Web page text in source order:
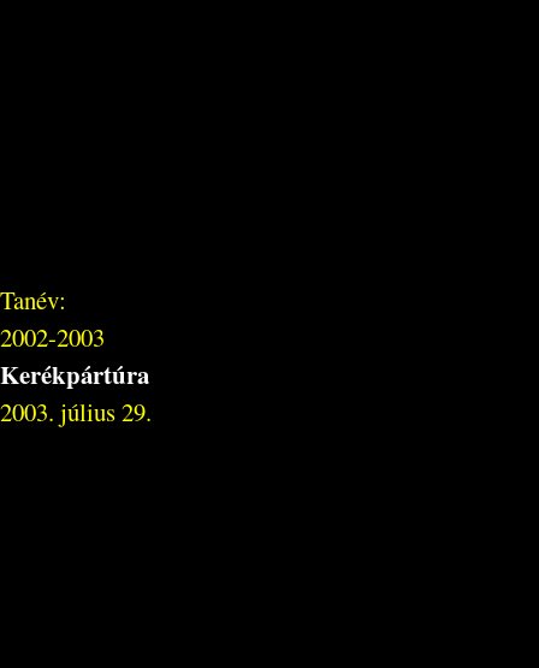
Tanév:
2002-2003
Kerékpártúra
2003. július 29.